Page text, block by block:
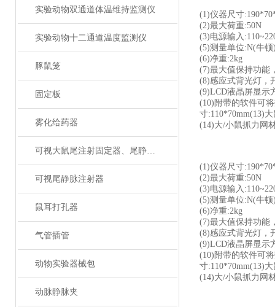
实验动物双通道体温维持监测仪
实验动物十二通道温度监测仪
豚鼠笼
固定板
雾化给药器
可视大鼠尾注射固定器、尾静脉注射
可视尾静脉注射器
鼠耳打孔器
气管插管
动物实验器械包
动脉静脉夹
(1)仪器尺寸
(2)最大荷重:50N
(3)电源输入
(5)测量单位:N(牛
(6)净重:2kg
(7)最大值保持功能
(8)感应式背光灯，
(9)LCD液晶屏显示
(10)附带的软件可
寸:110*70mm(13)
(14)大/小鼠抓力网
(1)仪器尺寸
(2)最大荷重:50N
(3)电源输入
(5)测量单位:N(牛
(6)净重:2kg
(7)最大值保持功能
(8)感应式背光灯，
(9)LCD液晶屏显示
(10)附带的软件可
寸:110*70mm(13)
(14)大/小鼠抓力网